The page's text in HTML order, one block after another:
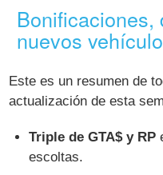
Bonificaciones,
nuevos
Este es un resumen de
actualización de esta
Triple de GTA$ y RP
escoltas.